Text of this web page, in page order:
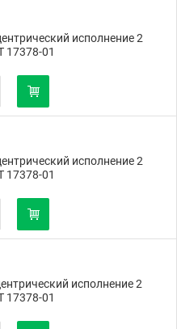
исполнение 2
17378-01
исполнение 2
17378-01
исполнение 2
17378-01